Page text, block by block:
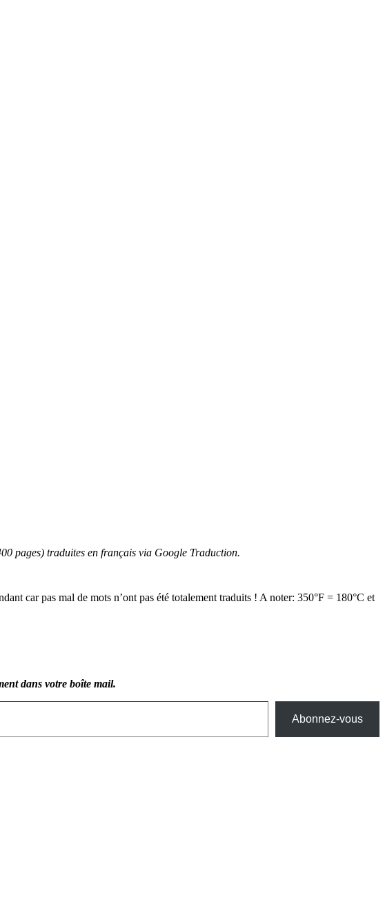
pages) traduites en français via Google Traduction.
car pas mal de mots n’ont pas été totalement traduits ! A noter: 350°F = 180°C et
dans votre boîte mail.
Abonnez-vous